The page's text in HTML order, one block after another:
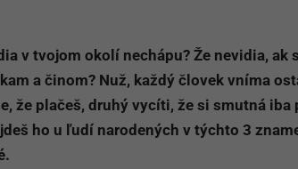
v tvojom okolí nechápu? Že nevidia, ak
a činom? Nuž, každý človek vníma
že plačeš, druhý vycíti, že si smutná iba
ho u ľudí narodených v týchto 3